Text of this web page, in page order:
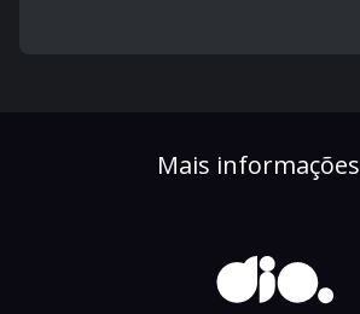
Mais informações